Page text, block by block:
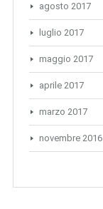
agosto 2017
luglio 2017
maggio 2017
aprile 2017
marzo 2017
novembre 2016